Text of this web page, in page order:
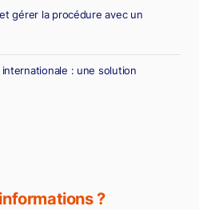
?
gérer la procédure avec un
: une solution